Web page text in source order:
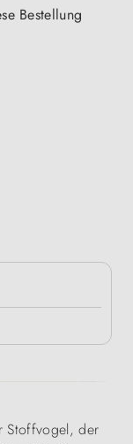
Bestellung
Stoffvogel, der